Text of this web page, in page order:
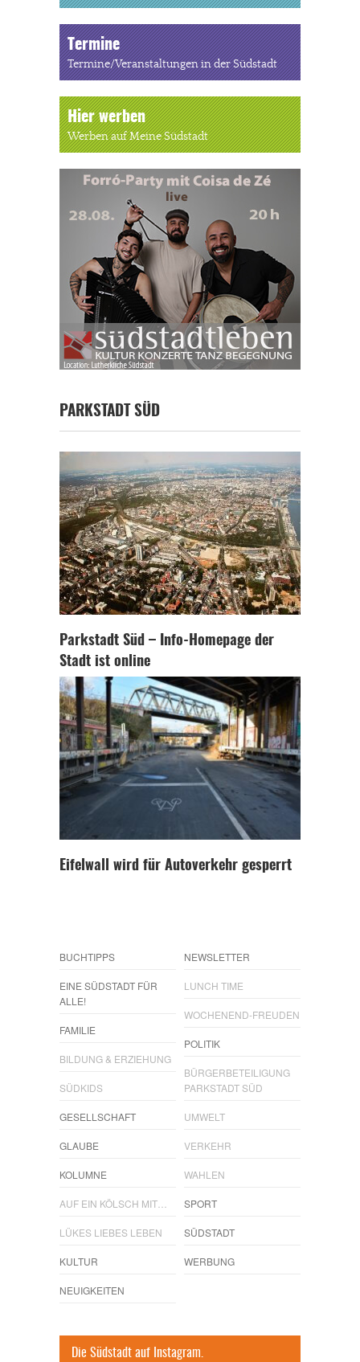
Termine
Termine/Veranstaltungen in der Südstadt
Hier werben
Werben auf Meine Südstadt
PARKSTADT SÜD
Parkstadt Süd – Info-Homepage der
Stadt ist online
Eifelwall wird für Autoverkehr gesperrt
BUCHTIPPS
EINE SÜDSTADT FÜR
ALLE!
FAMILIE
BILDUNG & ERZIEHUNG
SÜDKIDS
GESELLSCHAFT
GLAUBE
KOLUMNE
AUF EIN KÖLSCH MIT…
LÜKES LIEBES LEBEN
KULTUR
NEUIGKEITEN
NEWSLETTER
LUNCH TIME
WOCHENEND-FREUDEN
POLITIK
BÜRGERBETEILIGUNG
PARKSTADT SÜD
UMWELT
VERKEHR
WAHLEN
SPORT
SÜDSTADT
WERBUNG
Die Südstadt auf Instagram.